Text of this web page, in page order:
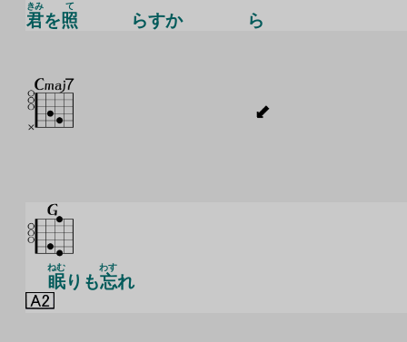
君
きみ
を照
て
らすか ら
眠
ねむ
りも忘
わす
れ